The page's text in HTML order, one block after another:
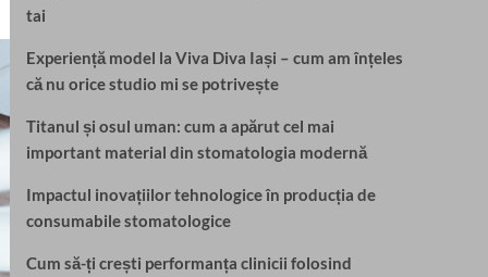
tai
Experiență model la Viva Diva Iași – cum am înțeles
că nu orice studio mi se potrivește
Titanul și osul uman: cum a apărut cel mai
important material din stomatologia modernă
Impactul inovațiilor tehnologice în producția de
consumabile stomatologice
Cum să-ți crești performanța clinicii folosind